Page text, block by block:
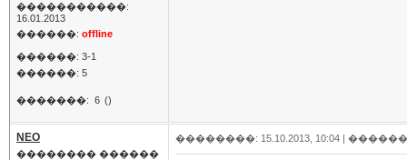
�����������:
16.01.2013
������: offline
������: 3-1
������: 5
�������: 6 ()
NEO
�������� ������
��������: 15.10.2013, 10:04 |